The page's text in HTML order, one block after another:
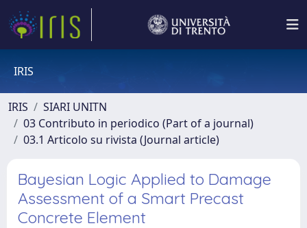
IRIS
IRIS
SIARI UNITN
03 Contributo in periodico (Part of a journal)
03.1 Articolo su rivista (Journal article)
Bayesian Logic Applied to Damage
Assessment of a Smart Precast
Concrete Element